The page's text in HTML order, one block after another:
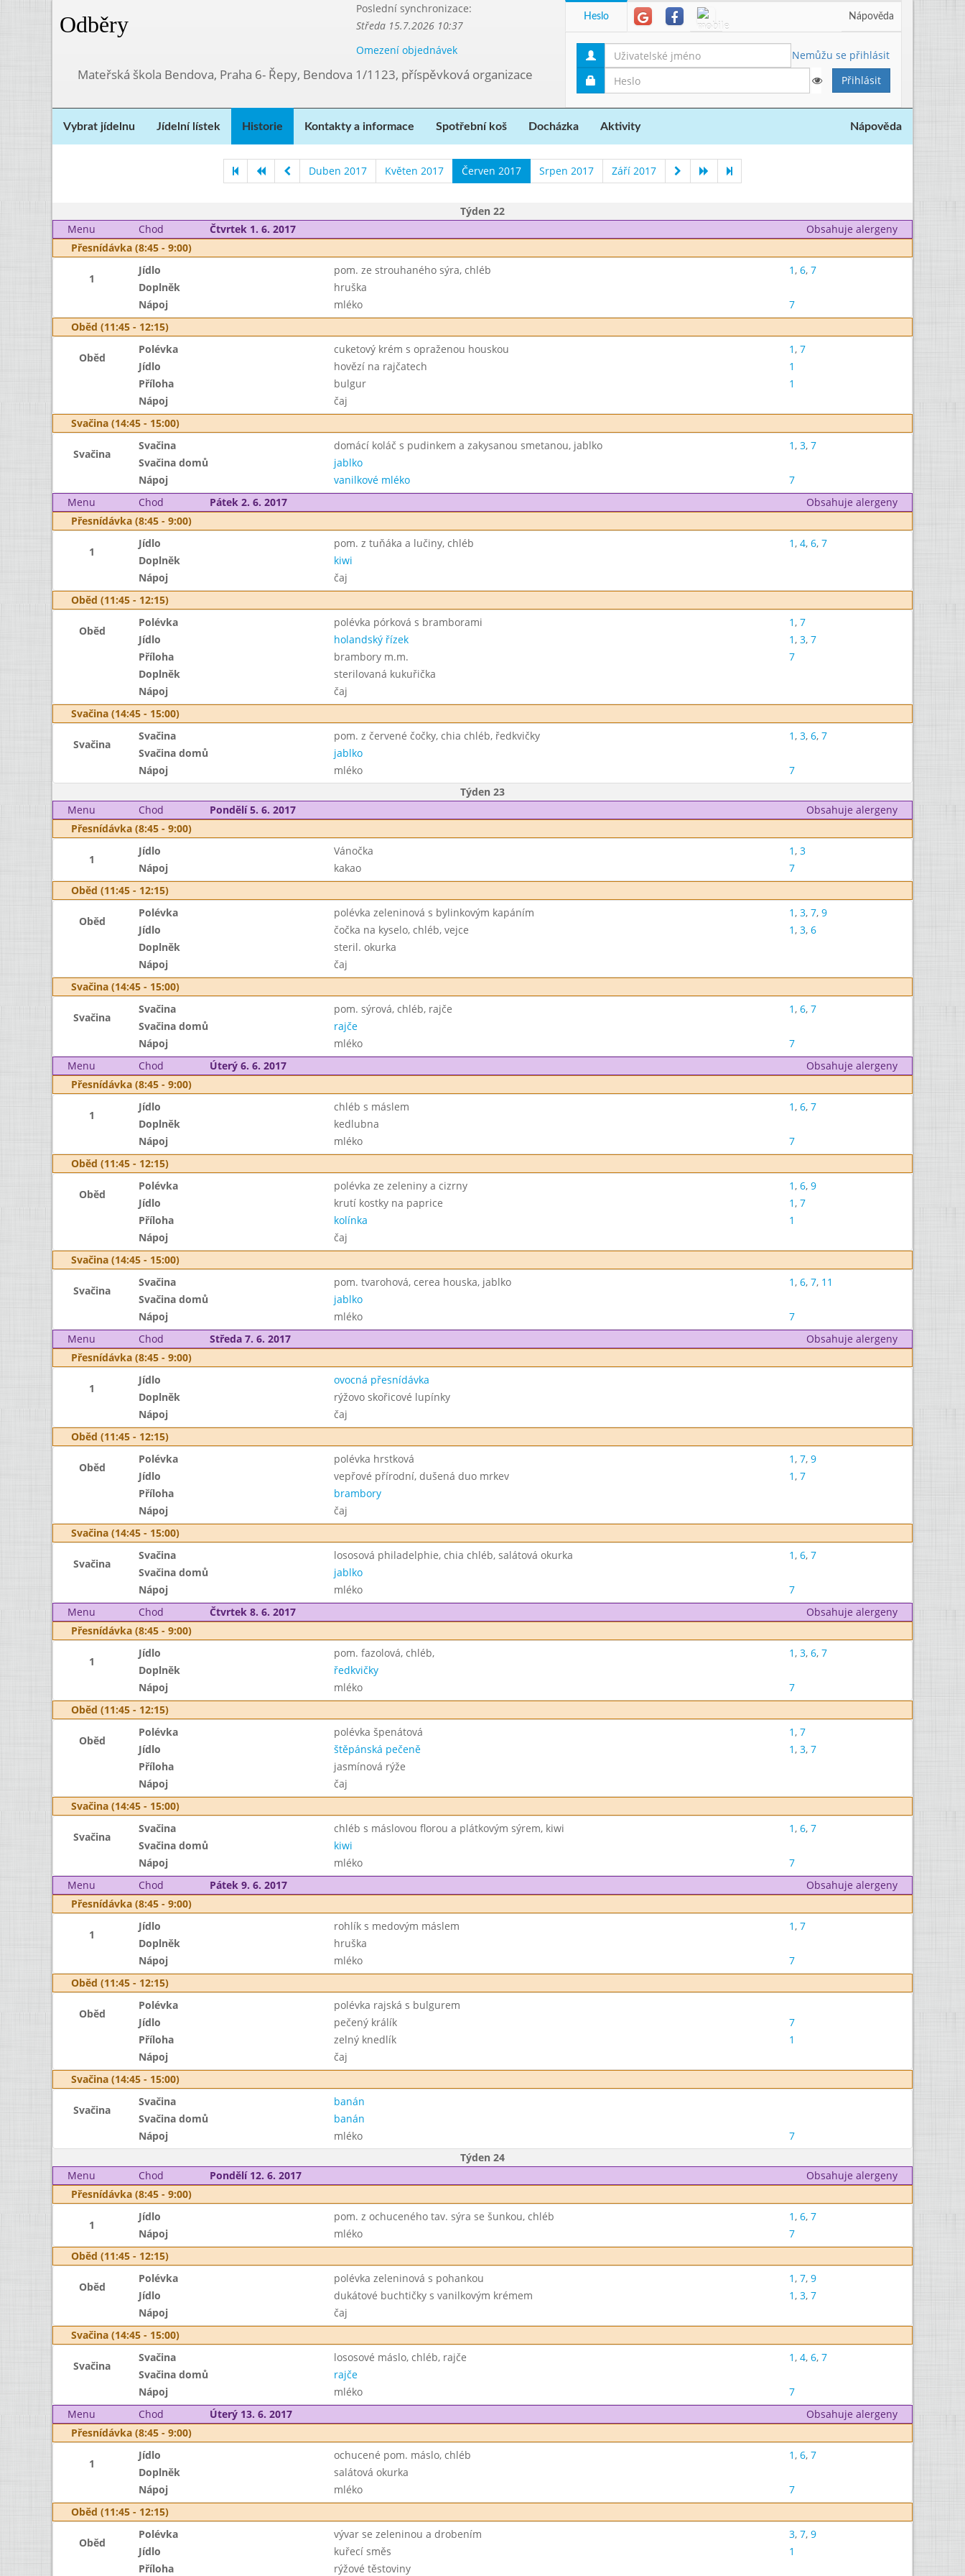
Odběry
Poslední synchronizace:
Středa 15.7.2026 10:37
Omezení objednávek
Mateřská škola Bendova, Praha 6- Řepy, Bendova 1/1123, příspěvková organizace
Heslo Nápověda
Nemůžu se přihlásit
Vybrat jídelnu Jídelní lístek Historie Kontakty a informace Spotřební koš Docházka Aktivity Nápověda
Duben 2017 Květen 2017 Červen 2017 Srpen 2017 Září 2017
Týden 22
Menu
Chod Čtvrtek 1. 6. 2017
Obsahuje alergeny
Přesnídávka (8:45 - 9:00)
1
Jídlo pom. ze strouhaného sýra, chléb 1, 6, 7
Doplněk
hruška
Nápoj
mléko
7
Oběd (11:45 - 12:15)
Oběd
Polévka cuketový krém s opraženou houskou 1, 7
Jídlo
hovězí na rajčatech
1
Příloha
bulgur
1
Nápoj
čaj
Svačina (14:45 - 15:00)
Svačina
Svačina domácí koláč s pudinkem a zakysanou smetanou, jablko 1, 3, 7
Svačina domů
jablko
Nápoj
vanilkové mléko
7
Menu
Chod Pátek 2. 6. 2017
Obsahuje alergeny
Přesnídávka (8:45 - 9:00)
1
Jídlo pom. z tuňáka a lučiny, chléb 1, 4, 6, 7
Doplněk
kiwi
Nápoj
čaj
Oběd (11:45 - 12:15)
Oběd
Polévka polévka pórková s bramborami 1, 7
Jídlo
holandský řízek 1, 3, 7
Příloha
brambory m.m.
7
Doplněk
sterilovaná kukuřička
Nápoj
čaj
Svačina (14:45 - 15:00)
Svačina
Svačina pom. z červené čočky, chia chléb, ředkvičky 1, 3, 6, 7
Svačina domů
jablko
Nápoj
mléko
7
Týden 23
Menu
Chod Pondělí 5. 6. 2017
Obsahuje alergeny
Přesnídávka (8:45 - 9:00)
1
Jídlo Vánočka 1, 3
Nápoj
kakao
7
Oběd (11:45 - 12:15)
Oběd
Polévka polévka zeleninová s bylinkovým kapáním 1, 3, 7, 9
Jídlo
čočka na kyselo, chléb, vejce 1, 3, 6
Doplněk
steril. okurka
Nápoj
čaj
Svačina (14:45 - 15:00)
Svačina
Svačina pom. sýrová, chléb, rajče 1, 6, 7
Svačina domů
rajče
Nápoj
mléko
7
Menu
Chod Úterý 6. 6. 2017
Obsahuje alergeny
Přesnídávka (8:45 - 9:00)
1
Jídlo chléb s máslem 1, 6, 7
Doplněk
kedlubna
Nápoj
mléko
7
Oběd (11:45 - 12:15)
Oběd
Polévka polévka ze zeleniny a cizrny 1, 6, 9
Jídlo
krutí kostky na paprice 1, 7
Příloha
kolínka
1
Nápoj
čaj
Svačina (14:45 - 15:00)
Svačina
Svačina pom. tvarohová, cerea houska, jablko 1, 6, 7, 11
Svačina domů
jablko
Nápoj
mléko
7
Menu
Chod Středa 7. 6. 2017
Obsahuje alergeny
Přesnídávka (8:45 - 9:00)
1
Jídlo
ovocná přesnídávka
Doplněk
rýžovo skořicové lupínky
Nápoj
čaj
Oběd (11:45 - 12:15)
Oběd
Polévka polévka hrstková 1, 7, 9
Jídlo
vepřové přírodní, dušená duo mrkev 1, 7
Příloha
brambory
Nápoj
čaj
Svačina (14:45 - 15:00)
Svačina
Svačina lososová philadelphie, chia chléb, salátová okurka 1, 6, 7
Svačina domů
jablko
Nápoj
mléko
7
Menu
Chod Čtvrtek 8. 6. 2017
Obsahuje alergeny
Přesnídávka (8:45 - 9:00)
1
Jídlo pom. fazolová, chléb, 1, 3, 6, 7
Doplněk
ředkvičky
Nápoj
mléko
7
Oběd (11:45 - 12:15)
Oběd
Polévka polévka špenátová 1, 7
Jídlo
štěpánská pečeně 1, 3, 7
Příloha
jasmínová rýže
Nápoj
čaj
Svačina (14:45 - 15:00)
Svačina
Svačina chléb s máslovou florou a plátkovým sýrem, kiwi 1, 6, 7
Svačina domů
kiwi
Nápoj
mléko
7
Menu
Chod Pátek 9. 6. 2017
Obsahuje alergeny
Přesnídávka (8:45 - 9:00)
1
Jídlo rohlík s medovým máslem 1, 7
Doplněk
hruška
Nápoj
mléko
7
Oběd (11:45 - 12:15)
Oběd
Polévka
polévka rajská s bulgurem
Jídlo
pečený králík
7
Příloha
zelný knedlík
1
Nápoj
čaj
Svačina (14:45 - 15:00)
Svačina
Svačina
banán
Svačina domů
banán
Nápoj
mléko
7
Týden 24
Menu
Chod Pondělí 12. 6. 2017
Obsahuje alergeny
Přesnídávka (8:45 - 9:00)
1
Jídlo pom. z ochuceného tav. sýra se šunkou, chléb 1, 6, 7
Nápoj
mléko
7
Oběd (11:45 - 12:15)
Oběd
Polévka polévka zeleninová s pohankou 1, 7, 9
Jídlo
dukátové buchtičky s vanilkovým krémem 1, 3, 7
Nápoj
čaj
Svačina (14:45 - 15:00)
Svačina
Svačina lososové máslo, chléb, rajče 1, 4, 6, 7
Svačina domů
rajče
Nápoj
mléko
7
Menu
Chod Úterý 13. 6. 2017
Obsahuje alergeny
Přesnídávka (8:45 - 9:00)
1
Jídlo ochucené pom. máslo, chléb 1, 6, 7
Doplněk
salátová okurka
Nápoj
mléko
7
Oběd (11:45 - 12:15)
Oběd
Polévka vývar se zeleninou a drobením 3, 7, 9
Jídlo
kuřecí směs
1
Příloha
rýžové těstoviny